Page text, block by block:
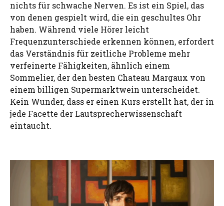
nichts für schwache Nerven. Es ist ein Spiel, das
von denen gespielt wird, die ein geschultes Ohr
haben. Während viele Hörer leicht
Frequenzunterschiede erkennen können, erfordert
das Verständnis für zeitliche Probleme mehr
verfeinerte Fähigkeiten, ähnlich einem
Sommelier, der den besten Chateau Margaux von
einem billigen Supermarktwein unterscheidet.
Kein Wunder, dass er einen Kurs erstellt hat, der in
jede Facette der Lautsprecherwissenschaft
eintaucht.